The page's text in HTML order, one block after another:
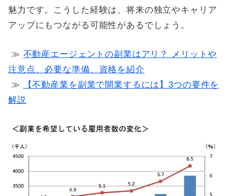
魅力です。こうした経験は、将来の独立やキャリア
アップにもつながる可能性があるでしょう。
≫ 不動産エージェントの副業はアリ？ メリットや
注意点、必要な準備、資格を紹介
≫
【不動産業を副業で開業するには】3つの要件を
解説